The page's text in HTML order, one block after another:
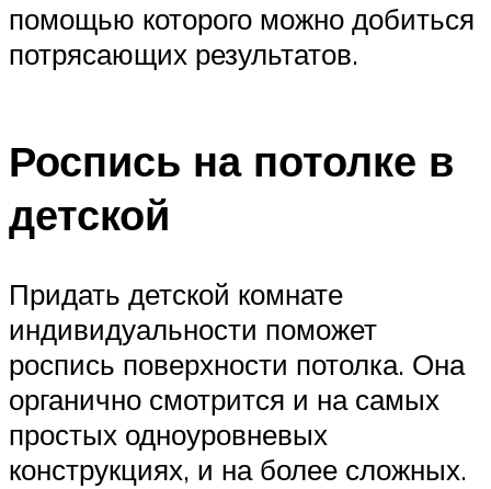
помощью которого можно добиться
потрясающих результатов.
Роспись на потолке в
детской
Придать детской комнате
индивидуальности поможет
роспись поверхности потолка. Она
органично смотрится и на самых
простых одноуровневых
конструкциях, и на более сложных.